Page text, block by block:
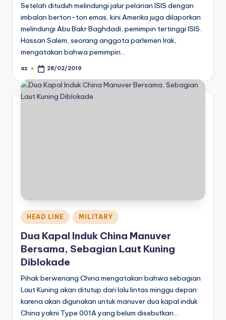
Setelah dituduh melindungi jalur pelarian ISIS dengan
imbalan berton-ton emas, kini Amerika juga dilaporkan
melindungi Abu Bakr Baghdadi, pemimpin tertinggi ISIS.
Hassan Salem, seorang anggota parlemen Irak,
mengatakan bahwa pemimpin…
Posted
az 28/02/2019
Posted
in
HEAD LINE MILITARY
Dua Kapal Induk China Manuver
Bersama, Sebagian Laut Kuning
Diblokade
Pihak berwenang China mengatakan bahwa sebagian
Laut Kuning akan ditutup dari lalu lintas minggu depan
karena akan digunakan untuk manuver dua kapal induk
China yakni Type 001A yang belum disebutkan…